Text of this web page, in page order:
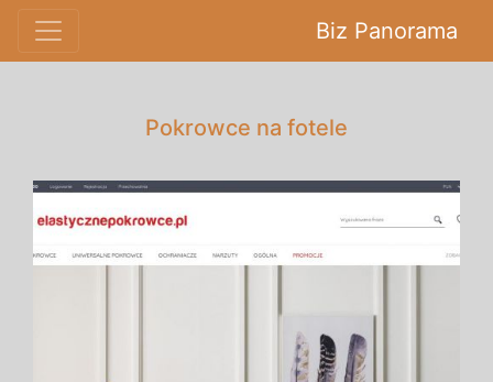
Biz Panorama
Pokrowce na fotele